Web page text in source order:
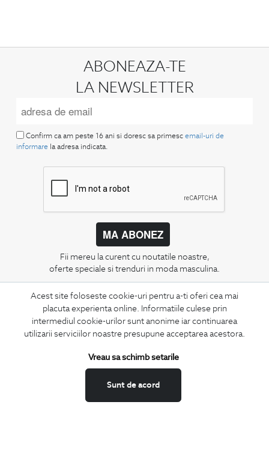
Acest site foloseste cookie-uri pentru a-ti oferi cea mai
placuta experienta online. Informatiile culese prin
intermediul cookie-urilor sunt anonime iar continuarea
utilizarii serviciilor noastre presupune acceptarea acestora.
Sunt de acord
Vreau sa schimb setarile
ABONEAZA-TE
LA NEWSLETTER
Confirm ca am peste 16 ani si doresc sa primesc email-uri de
informare la adresa indicata.
MA ABONEZ
Fii mereu la curent cu noutatile noastre,
oferte speciale si trenduri in moda masculina.
CONCIERGE
Termeni si conditii
Schimburi si retur
Feedback site
ANPC